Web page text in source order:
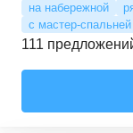
на набережной
с мастер-спальней
111